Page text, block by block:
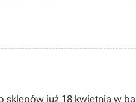
już 18 kwietnia w